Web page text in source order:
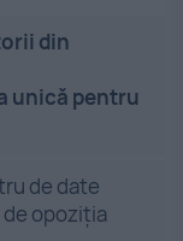
din
unică pentru
de date
opoziția